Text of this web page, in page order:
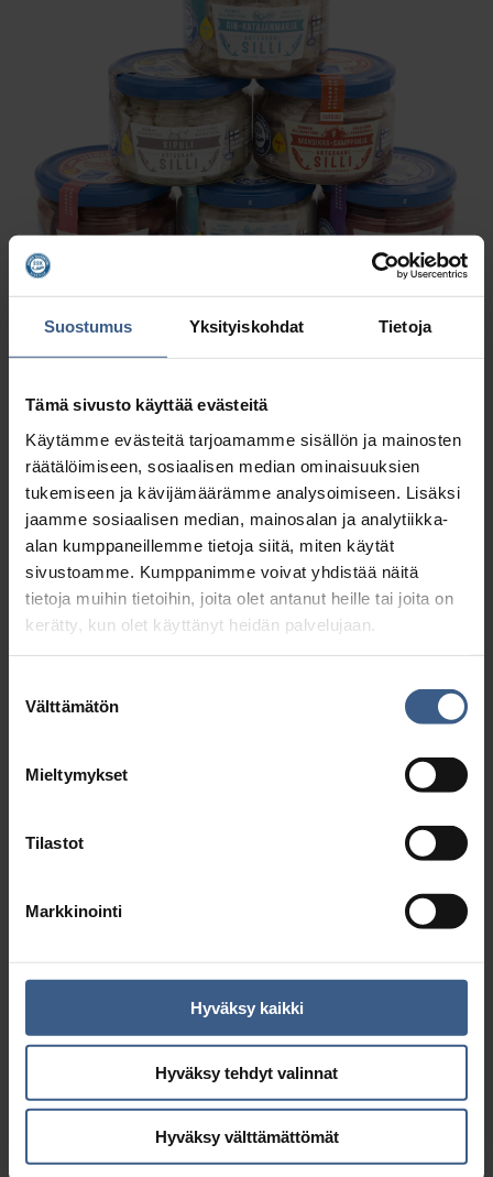
Suostumus Yksityiskohdat Tietoja
Tämä sivusto käyttää evästeitä
Käytämme evästeitä tarjoamamme sisällön ja mainosten
räätälöimiseen, sosiaalisen median ominaisuuksien
tukemiseen ja kävijämäärämme analysoimiseen. Lisäksi
jaamme sosiaalisen median, mainosalan ja analytiikka-
alan kumppaneillemme tietoja siitä, miten käytät
sivustoamme. Kumppanimme voivat yhdistää näitä
tietoja muihin tietoihin, joita olet antanut heille tai joita on
kerätty, kun olet käyttänyt heidän palvelujaan.
valinta
Välttämätön
Mieltymykset
Tilastot
Markkinointi
Hyväksy kaikki
Hyväksy tehdyt valinnat
Hyväksy välttämättömät
AR­TE­SAA­NI SIL­LI­SÄI­LYK­KEET
Tutustu >
AR­TE­SAA­NI SI­LAK­KA­SÄI­LYK­KEET